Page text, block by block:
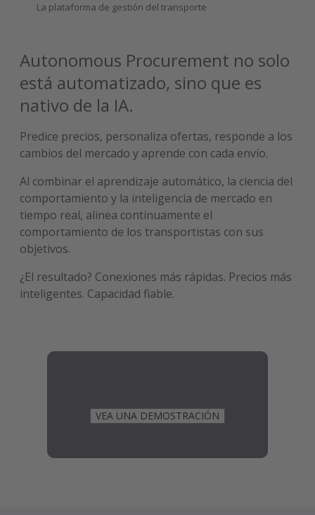
La plataforma de gestión del transporte
Autonomous Procurement no solo
está automatizado, sino que es
nativo de la IA.
Predice precios, personaliza ofertas, responde a los
cambios del mercado y aprende con cada envío.
Al combinar el aprendizaje automático, la ciencia del
comportamiento y la inteligencia de mercado en
tiempo real, alinea continuamente el
comportamiento de los transportistas con sus
objetivos.
¿El resultado? Conexiones más rápidas. Precios más
inteligentes. Capacidad fiable.
VEA UNA DEMOSTRACIÓN